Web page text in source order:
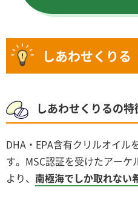
しあわせくりる
しあわせくりるの特
DHA・EPA含有クリルオイル
す。MSC認証を受けたアー
より、 南極海でしか取れない